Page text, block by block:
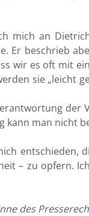
mich an
Er beschrieb
wir es oft mit
sie
kann man nicht
– zu opfern.
des